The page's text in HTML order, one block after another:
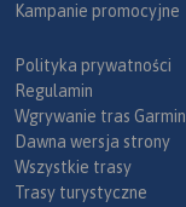
Kampanie promocyjne
Polityka prywatności
Regulamin
Wgrywanie tras Garmin
Dawna wersja strony
Wszystkie trasy
Trasy turystyczne